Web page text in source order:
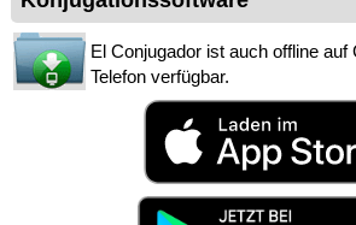
El Conjugador ist auch offline auf
Telefon verfügbar.